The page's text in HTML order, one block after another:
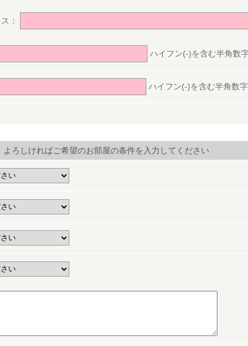
：
ハイフン(-)を含む半角数
ハイフン(-)を含む半角数
ろしければご希望のお部屋の条件を入力してください